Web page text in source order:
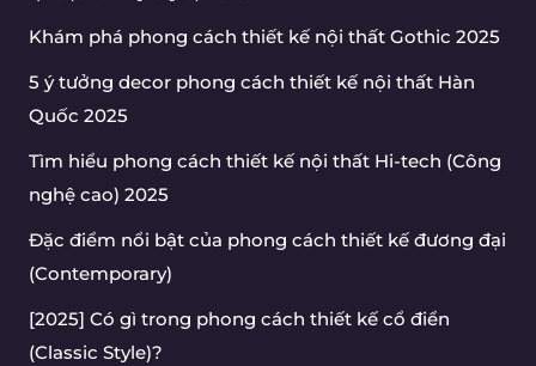
Khám phá phong cách thiết kế nội thất Gothic 2025
5 ý tưởng decor phong cách thiết kế nội thất Hàn
Quốc 2025
Tìm hiểu phong cách thiết kế nội thất Hi-tech (Công
nghệ cao) 2025
Đặc điểm nổi bật của phong cách thiết kế đương đại
(Contemporary)
[2025] Có gì trong phong cách thiết kế cổ điển
(Classic Style)?